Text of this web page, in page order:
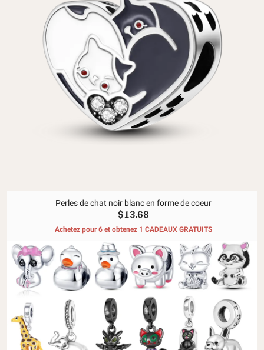
Perles de chat noir blanc en forme de coeur
$13.68
Achetez pour 6 et obtenez 1 CADEAUX GRATUITS